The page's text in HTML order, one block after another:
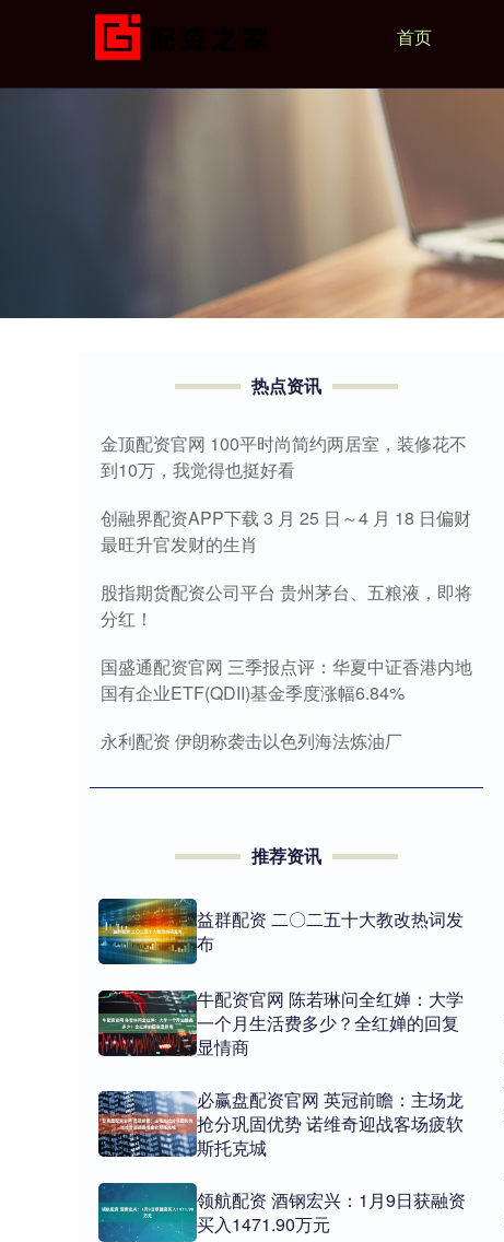
首页
热点资讯
金顶配资官网 100平时尚简约两居室，装修花不
到10万，我觉得也挺好看
创融界配资APP下载 3 月 25 日～4 月 18 日偏财
最旺升官发财的生肖
股指期货配资公司平台 贵州茅台、五粮液，即将
分红！
国盛通配资官网 三季报点评：华夏中证香港内地
国有企业ETF(QDII)基金季度涨幅6.84%
永利配资 伊朗称袭击以色列海法炼油厂
推荐资讯
益群配资 二〇二五十大教改热词发
布
牛配资官网 陈若琳问全红婵：大学
一个月生活费多少？全红婵的回复
显情商
必赢盘配资官网 英冠前瞻：主场龙
抢分巩固优势 诺维奇迎战客场疲软
斯托克城
领航配资 酒钢宏兴：1月9日获融资
买入1471.90万元